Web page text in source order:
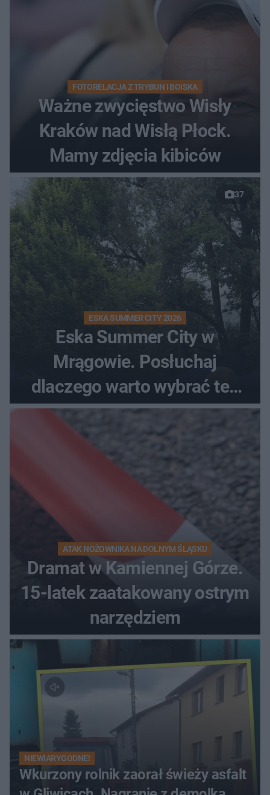
FOTORELACJA Z TRYBUN I BOISKA
Ważne zwycięstwo Wisły
Kraków nad Wisłą Płock.
Mamy zdjęcia kibiców
37
ESKA SUMMER CITY 2026
Eska Summer City w
Mrągowie. Posłuchaj
dlaczego warto wybrać ten
kierunek na urlop!
ATAK NOŻOWNIKA NA DOLNYM ŚLĄSKU
Dramat w Kamiennej Górze.
15-latek zaatakowany ostrym
narzędziem
NIEWIARYGODNE!
Wkurzony rolnik zaorał świeży asfalt